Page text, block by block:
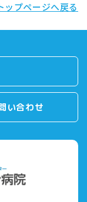
ップページへ戻る
い合わせ